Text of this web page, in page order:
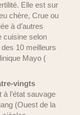
Elle est sur
chère, Crue ou
à d’autres
cuisine selon
10 meilleurs
Mayo (
vingts
l’état sauvage
(Ouest de la